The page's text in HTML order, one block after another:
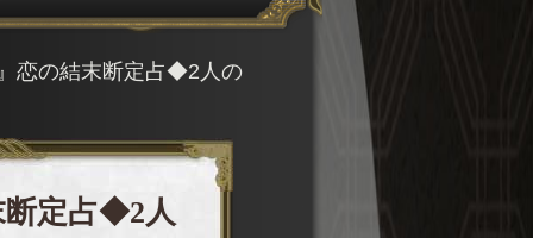
恋の結末断定占◆2人の
定占◆2人